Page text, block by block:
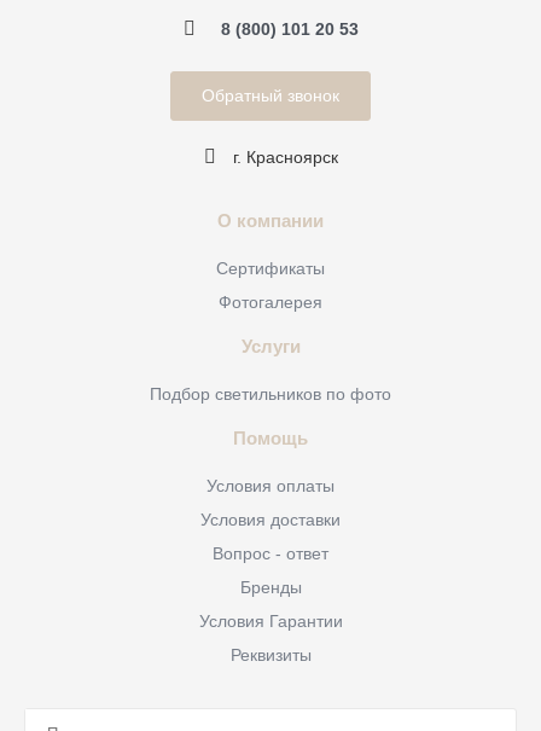
8 (800) 101 20 53
Обратный звонок
г. Красноярск
О компании
Сертификаты
Фотогалерея
Услуги
Подбор светильников по фото
Помощь
Условия оплаты
Условия доставки
Вопрос - ответ
Бренды
Условия Гарантии
Реквизиты